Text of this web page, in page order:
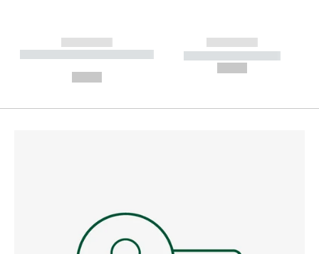
------------
----------- ----------- --------
------------
----------- -----------